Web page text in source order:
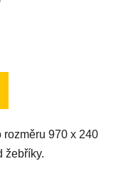
rozměru 970 x 240
žebříky.